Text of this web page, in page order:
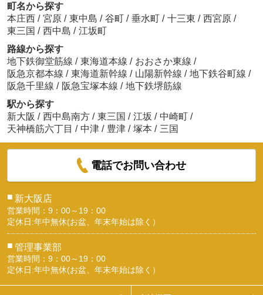
町名から探す
本庄西 / 宮原 / 東中島 / 谷町 / 垂水町 / 十三東 / 西宮原 /
東三国 / 西中島 / 江坂町
路線から探す
地下鉄御堂筋線 / 東海道本線 / おおさか東線 /
阪急京都本線 / 東海道新幹線 / 山陽新幹線 / 地下鉄谷町線 /
阪急千里線 / 阪急宝塚本線 / 地下鉄堺筋線
駅から探す
新大阪 / 西中島南方 / 東三国 / 江坂 / 中崎町 /
天神橋筋六丁目 / 中津 / 豊津 / 塚本 / 三国
電話でお問い合わせ
■ 新大阪店
営業時間：9：00～19：00
定休日:年中無休(お盆、年末年始は除く）
■ 管理事業部
営業時間：9：00～19：00
定休日:年中無休(お盆、年末年始は除く）